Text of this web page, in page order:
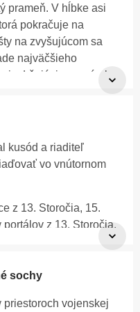
a pripútaní
banského súdu
HIMMELREICH (ríša
prameň. V hĺbke asi
pokračuje na
na zvyšujúcom sa
najväčšieho
zdržujúci sa v zámku
by sa v krátkom
naplnila vodou
kusód a riaditeľ
vo vnútornom
z 13. Storočia, 15.
z 13. Storočia,
na Fraunbergu,
domov,
sochy
priestoroch vojenskej